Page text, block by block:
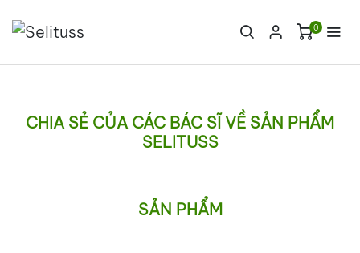
0
CHIA SẺ CỦA CÁC BÁC SĨ VỀ SẢN PHẨM
SELITUSS
SẢN PHẨM